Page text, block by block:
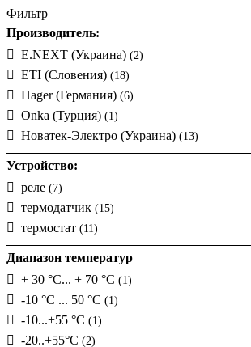
Фильтр
Производитель:
E.NEXT (Украина) (2)
ETI (Словения) (18)
Hager (Германия) (6)
Onka (Турция) (1)
Новатек-Электро (Украина) (13)
Устройство:
реле (7)
термодатчик (15)
термостат (11)
Диапазон температур
+ 30 °С... + 70 °С (1)
-10 °C ... 50 °C (1)
-10...+55 °C (1)
-20..+55°C (2)